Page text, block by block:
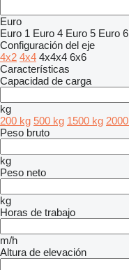
Euro
Euro 1 Euro 4 Euro 5 Euro 6
Configuración del eje
4x2 4x4 4x4x4 6x6
Características
Capacidad de carga
kg
200 kg 500 kg 1500 kg
Peso bruto
kg
Peso neto
kg
Horas de trabajo
m/h
Altura de elevación